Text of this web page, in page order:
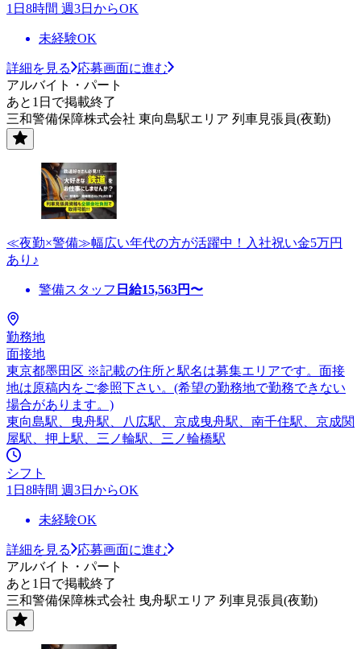
1日8時間 週3日からOK
未経験OK
詳細を見る
応募画面に進む
アルバイト・パート
あと1日で掲載終了
三和警備保障株式会社 東向島駅エリア 列車見張員(夜勤)
≪夜勤×警備≫幅広い年代の方が活躍中！入社祝い金5万円
あり♪
警備スタッフ 日給15,563円〜
勤務地
面接地
東京都墨田区 ※記載の住所と駅名は募集エリアです。面接
地は原稿内をご参照下さい。(希望の勤務地で勤務できない
場合があります。)
東向島駅、曳舟駅、八広駅、京成曳舟駅、南千住駅、京成関
屋駅、押上駅、三ノ輪駅、三ノ輪橋駅
シフト
1日8時間 週3日からOK
未経験OK
詳細を見る
応募画面に進む
アルバイト・パート
あと1日で掲載終了
三和警備保障株式会社 曳舟駅エリア 列車見張員(夜勤)